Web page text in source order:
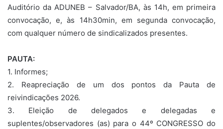
Auditório da ADUNEB – Salvador/BA, às 14h, em primeira
convocação, e, às 14h30min, em segunda convocação,
com qualquer número de sindicalizados presentes.
PAUTA:
1. Informes;
2. Reapreciação de um dos pontos da Pauta de
reivindicações 2026.
3. Eleição de delegados e delegadas e
suplentes/observadores (as) para o 44º CONGRESSO do